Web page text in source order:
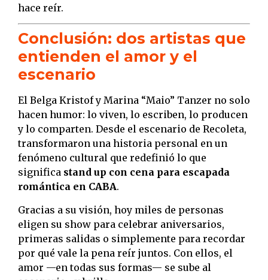
hace reír.
Conclusión: dos artistas que
entienden el amor y el
escenario
El Belga Kristof y Marina “Maio” Tanzer no solo
hacen humor: lo viven, lo escriben, lo producen
y lo comparten. Desde el escenario de Recoleta,
transformaron una historia personal en un
fenómeno cultural que redefinió lo que
significa stand up con cena para escapada
romántica en CABA.
Gracias a su visión, hoy miles de personas
eligen su show para celebrar aniversarios,
primeras salidas o simplemente para recordar
por qué vale la pena reír juntos. Con ellos, el
amor —en todas sus formas— se sube al